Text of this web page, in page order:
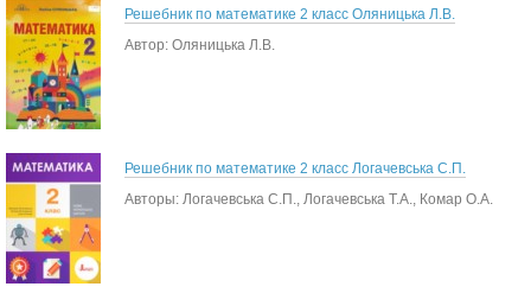
Решебник по математике 2 класс Оляницька Л.В.
Автор: Оляницька Л.В.
Решебник по математике 2 класс Логачевська С.П.
Авторы: Логачевська С.П., Логачевська Т.А., Комар О.А.